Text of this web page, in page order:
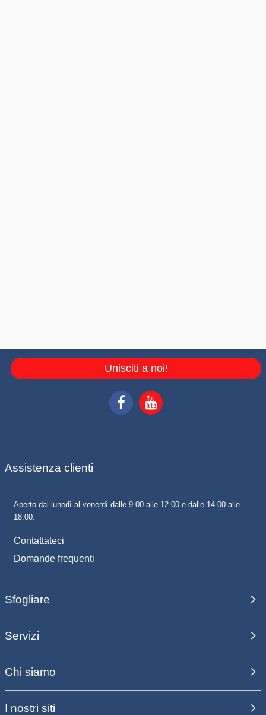
Unisciti a noi!
Assistenza clienti
Aperto dal lunedì al venerdì dalle 9.00 alle 12.00 e dalle 14.00 alle
18.00.
Contattateci
Domande frequenti
Sfogliare
Servizi
Chi siamo
I nostri siti